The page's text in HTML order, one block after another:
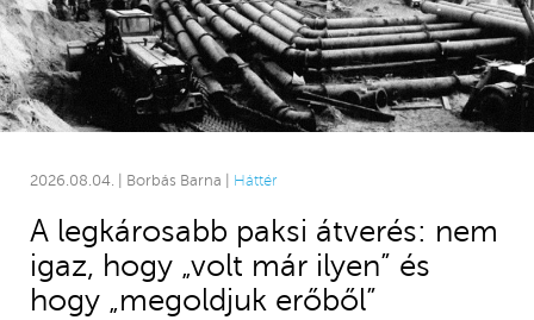
2026.08.04. | Borbás Barna | Háttér
A legkárosabb paksi átverés: nem
igaz, hogy „volt már ilyen” és
hogy „megoldjuk erőből”